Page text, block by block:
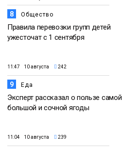
8 Общество
Правила перевозки групп детей
ужесточат с 1 сентября
11:47 10 августа 242
9 Еда
Эксперт рассказал о пользе самой
большой и сочной ягоды
11:04 10 августа 239